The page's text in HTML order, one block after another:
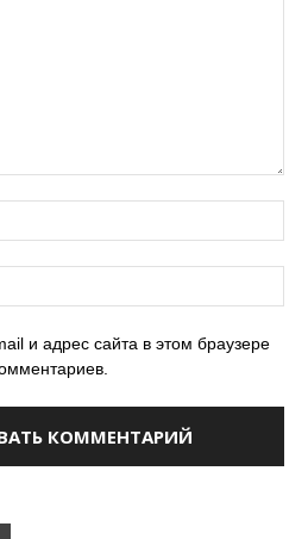
и адрес сайта в этом браузере